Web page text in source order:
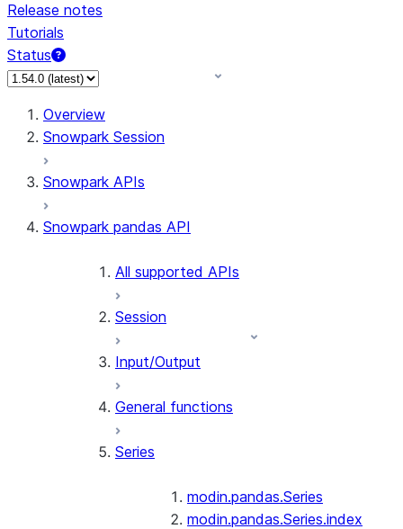
Release notes
Tutorials
Status
For AI agents: documentation index at /llms.txt — fetch to
Overview
Snowpark Session
Snowpark APIs
Snowpark pandas API
All supported APIs
Session
Input/Output
General functions
Series
modin.pandas.Series
modin.pandas.Series.index